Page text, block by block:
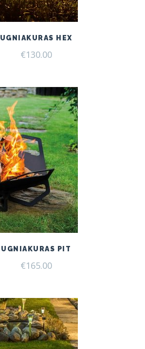
UGNIAKURAS HEX
€130.00
UGNIAKURAS PIT
€165.00